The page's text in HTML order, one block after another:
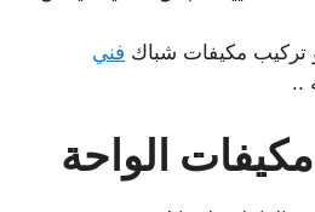
تركيب مكيفات شباك فني
الواحة